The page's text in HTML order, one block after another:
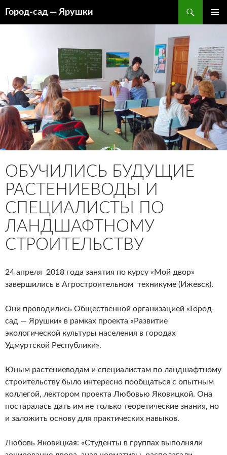
Город-cад — Ярушки
ОБУЧИЛИСЬ БУДУЩИЕ
РАСТЕНИЕВОДЫ И
СПЕЦИАЛИСТЫ ПО
ЛАНДШАФТНОМУ
СТРОИТЕЛЬСТВУ
24 апреля 2018 года занятия по курсу «Мой двор»
завершились в Агростроительном техникуме (Ижевск).
Они проводились Общественной организацией «Город-
сад — Ярушки» в рамках проекта «Развитие
экологической культуры населения в городах
Удмуртской Республики».
Юным растениеводам и специалистам по ландшафтному
строительству было интересно пообщаться с опытным
коллегой, лектором проекта Любовью Яковицкой. Она
постаралась дать им не только теоретические знания, но
и заложить основу для практических навыков.
Любовь Яковицкая: «Студенты в группах выполняли